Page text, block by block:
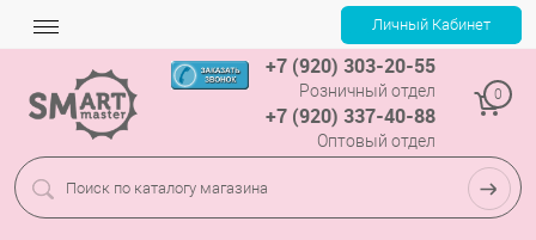
+7 (920) 303-20-55
Розничный отдел
+7 (920) 337-40-88
Оптовый отдел
0